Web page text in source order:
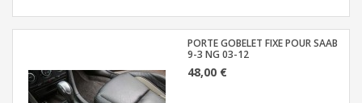
PORTE GOBELET FIXE POUR SAAB
9-3 NG 03-12
48,00 €